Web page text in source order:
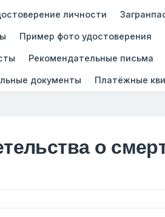
личности
Пример фото удостоверения
Рекомендательные письма
документы Платёжные
о